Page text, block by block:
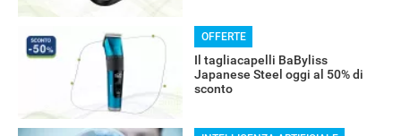
OFFERTE
Il tagliacapelli BaByliss
Japanese Steel oggi al 50% di
sconto